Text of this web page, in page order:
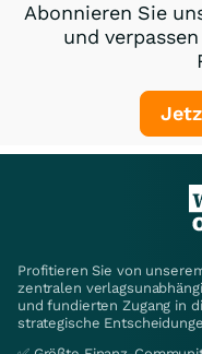
Abonnieren Sie
und
Profitieren Sie von
zentralen
und fundierten Zugang in
strategische